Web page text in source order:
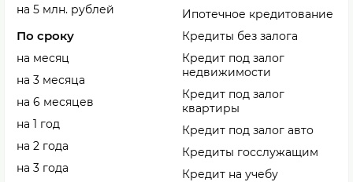
на 5 млн. рублей
По сроку
на месяц
на 3 месяца
на 6 месяцев
на 1 год
на 2 года
на 3 года
Ипотечное кредитование
Кредиты без залога
Кредит под залог
недвижимости
Кредит под залог
квартиры
Кредит под залог авто
Кредиты госслужащим
Кредит на учебу